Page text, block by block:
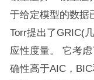
于给定模型的数据
Torr提出了GRIC(
应性度量。 它考
确性高于AIC，